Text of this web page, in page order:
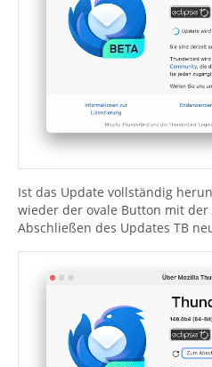
Ist das Update vollständig
wieder der ovale Button mit
Abschließen des Updates TB